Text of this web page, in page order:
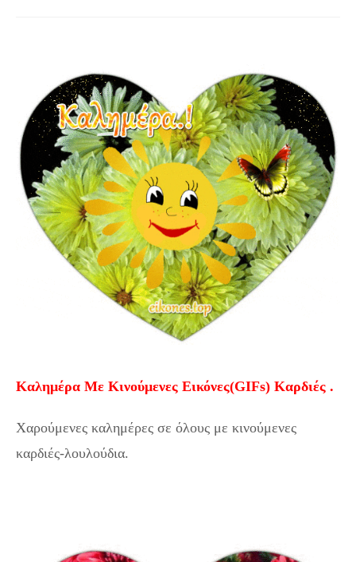
Καλημέρα Με Κινούμενες Εικόνες(GIFs) Καρδιές .
Χαρούμενες καλημέρες σε όλους με κινούμενες
καρδιές-λουλούδια.